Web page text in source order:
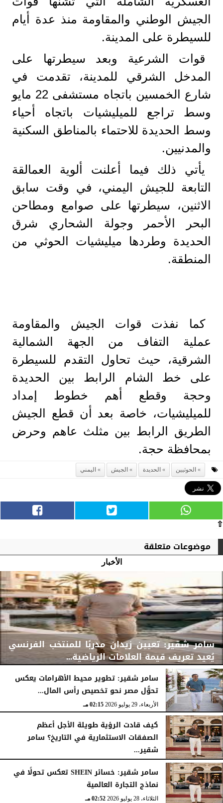
الجيش الوطني والمقاومة منذ عدة أيام
للسيطرة على المدينة.
قوات الشرعية وبعد سيطرتها على
المدخل الشرقي للمدينة، تقدمت في
شارع الخمسين باتجاه مستشفى 22 مايو
وسط تراجع للميليشيات باتجاه أحياء
وسط الحديدة للاحتماء بالمناطق السكنية
والمدنيين.
يأتي ذلك فيما أعلنت ألوية العمالقة
التابعة للجيش اليمني، في وقت سابق
الاثنين، سيطرتها على صوامع ومطاحن
البحر الأحمر وجولة الشحاري شرق
الحديدة وطردها ميليشيات الحوثي من
المنطقة.
كما نفذت قوات الجيش والمقاومة
عملية التفاف من الجهة الشمالية
الشرقية، حيث تحاول التقدم للسيطرة
على خط الشام الرابط بين الحديدة
وحجة وقطع أهم خطوط إمداد
للميليشيات، خاصة بعد أن قطع الجيش
الطريق الرابط بين مثلث عاهم وحرض
بمحافظة حجة.
الحوثيين الحديدة الجيش اليمني
⇧
موضوعات متعلقة
الأخبار
سامر شقير: تعيين زيدان مدربًا للمنتخب الفرنسي
يُعيد تعريف قيمة العلامات الرياضية...
الأربعاء، 29 يوليو 2026 02:25 مـ
سامر شقير: تطوير محيط الأهرامات يعكس
تحوُّل مصر نحو تخصيص رأس المال...
الأربعاء، 29 يوليو 2026 02:15 مـ
كيف قادت الرؤية طويلة الأجل أعظم
الصفقات الاستثمارية في التاريخ؟ سامر
شقير...
الثلاثاء، 28 يوليو 2026 03:49 مـ
سامر شقير: خسائر SHEIN تعكس تحولًا في
نماذج التجارة العالمية
الثلاثاء، 28 يوليو 2026 02:52 مـ